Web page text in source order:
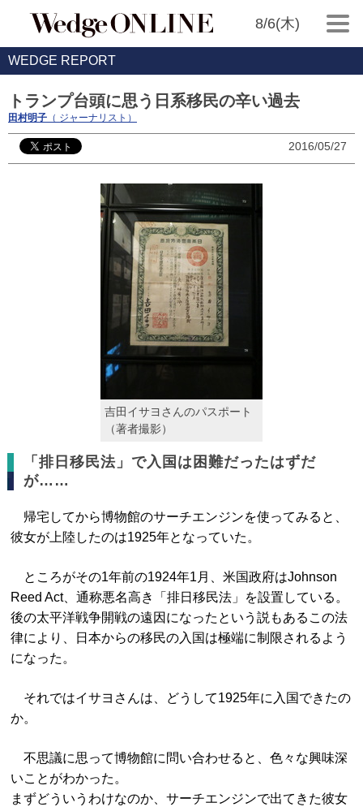
8/6(木)
WEDGE REPORT
トランプ台頭に思う日系移民の辛い過去
田村明子 （ ジャーナリスト）
2016/05/27
吉田イサヨさんのパスポート
（著者撮影）
「排日移民法」で入国は困難だったはずだ
が……
帰宅してから博物館のサーチエンジンを使ってみると、
彼女が上陸したのは1925年となっていた。
ところがその1年前の1924年1月、米国政府はJohnson
Reed Act、通称悪名高き「排日移民法」を設置している。
後の太平洋戦争開戦の遠因になったという説もあるこの法
律により、日本からの移民の入国は極端に制限されるよう
になった。
それではイサヨさんは、どうして1925年に入国できたの
か。
不思議に思って博物館に問い合わせると、色々な興味深
いことがわかった。
まずどういうわけなのか、サーチエンジンで出てきた彼女